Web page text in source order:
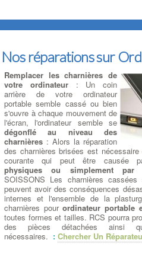
Nos réparations sur
Remplacer les charnières de
votre ordinateur: Un coin
arrière de votre ordinateur
portable semble cassé ou bien
s'ouvre à chaque mouvement de
l'écran, l'ordinateur semble se
dégonflé au niveau des
charnières : Alors la réparation
des charnières brisées est
courante qui peut être causée
physiques ou simplement par
SOISSONS Les charnières cassées
peuvent avoir des conséquences
internes et l'ensemble de la
charnières pourordinateur portable
toutes formes et tailles. RCS pourra
des pièces détachées ainsi
nécessaires. : Chercher Un